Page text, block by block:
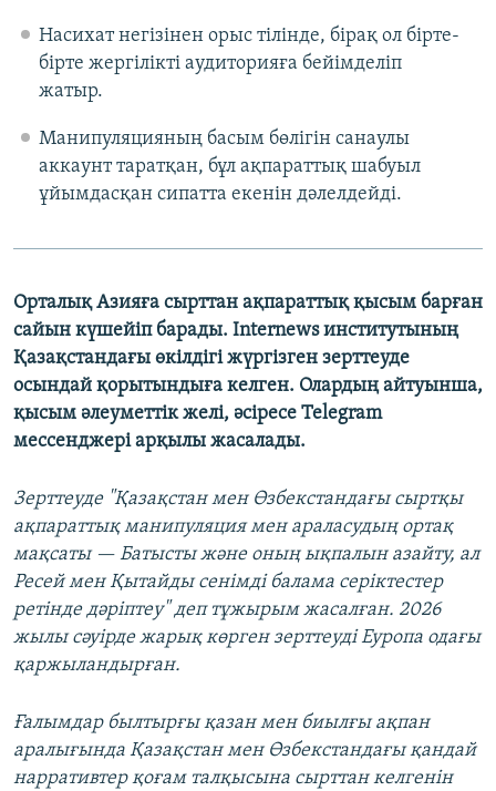
Насихат негізінен орыс тілінде, бірақ ол бірте-
бірте жергілікті аудиторияға бейімделіп
жатыр.
Манипуляцияның басым бөлігін санаулы
аккаунт таратқан, бұл ақпараттық шабуыл
ұйымдасқан сипатта екенін дәлелдейді.
Орталық Азияға сырттан ақпараттық қысым барған
сайын күшейіп барады. Internews институтының
Қазақстандағы өкілдігі жүргізген зерттеуде
осындай қорытындыға келген. Олардың айтуынша,
қысым әлеуметтік желі, әсіресе Telegram
мессенджері арқылы жасалады.
Зерттеуде "Қазақстан мен Өзбекстандағы сыртқы
ақпараттық манипуляция мен араласудың ортақ
мақсаты — Батысты және оның ықпалын азайту, ал
Ресей мен Қытайды сенімді балама серіктестер
ретінде дәріптеу" деп тұжырым жасалған. 2026
жылы сәуірде жарық көрген зерттеуді Еуропа одағы
қаржыландырған.
Ғалымдар былтырғы қазан мен биылғы ақпан
аралығында Қазақстан мен Өзбекстандағы қандай
нарративтер қоғам талқысына сырттан келгенін